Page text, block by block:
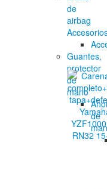
de
airbag
Guantes,
protector
de
mano
de